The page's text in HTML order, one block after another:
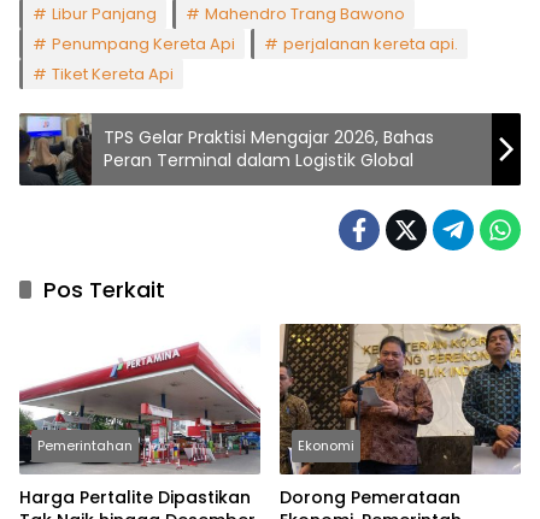
Libur Panjang
Mahendro Trang Bawono
Penumpang Kereta Api
perjalanan kereta api.
Tiket Kereta Api
TPS Gelar Praktisi Mengajar 2026, Bahas
Peran Terminal dalam Logistik Global
Pos Terkait
Pemerintahan
Harga Pertalite Dipastikan
Ekonomi
Dorong Pemerataan